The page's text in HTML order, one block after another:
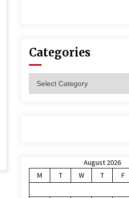
Categories
August 2026
M
T W T F